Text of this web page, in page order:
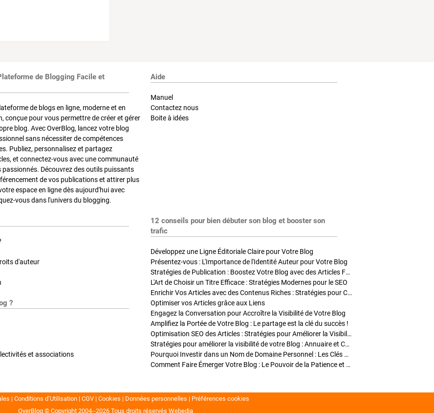
de Blogging Facile et
de blogs en ligne, moderne et en
conçue pour vous permettre de créer et gérer
blog. Avec OverBlog, lancez votre blog
sans nécessiter de compétences
Publiez, personnalisez et partagez
et connectez-vous avec une communauté
passionnés. Découvrez des outils puissants
de vos publications et attirer plus
espace en ligne dès aujourd'hui avec
vous dans l'univers du blogging.
Aide
Manuel
Contactez nous
Boite à idées
d'auteur
?
et associations
12 conseils pour bien débuter son blog et booster son
trafic
Développez une Ligne Éditoriale Claire pour Votre Blog
Présentez-vous : L'Importance de l'Identité Auteur pour Votre Blog
Stratégies de Publication : Boostez Votre Blog avec des Articles Fréquents et Exclusifs
L'Art de Choisir un Titre Efficace : Stratégies Modernes pour le SEO
Enrichir Vos Articles avec des Contenus Riches : Stratégies pour Captiver et Optimiser
Optimiser vos Articles grâce aux Liens
Engagez la Conversation pour Accroître la Visibilité de Votre Blog
Amplifiez la Portée de Votre Blog : Le partage est la clé du succès !
Optimisation SEO des Articles : Stratégies pour Améliorer la Visibilité de Votre Blog
Stratégies pour améliorer la visibilité de votre Blog : Annuaire et Collaborations
Pourquoi Investir dans un Nom de Domaine Personnel : Les Clés de la Réussite de Votre Blog
Comment Faire Émerger Votre Blog : Le Pouvoir de la Patience et de la Persévérance
Conditions d’Utilisation CGV Cookies Données personnelles
Préférences cookies
OverBlog © Copyright 2004--2026 Tous droits réservés Webedia